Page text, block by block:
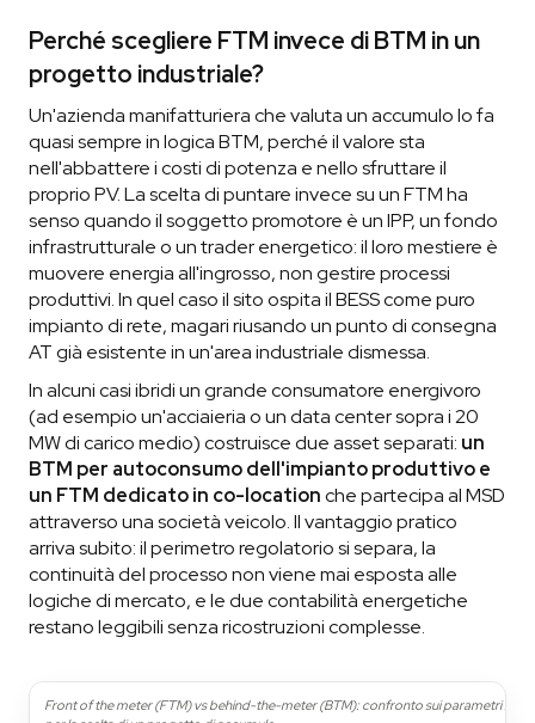
Perché scegliere FTM invece di BTM in un
progetto industriale?
Un'azienda manifatturiera che valuta un accumulo lo fa
quasi sempre in logica BTM, perché il valore sta
nell'abbattere i costi di potenza e nello sfruttare il
proprio PV. La scelta di puntare invece su un FTM ha
senso quando il soggetto promotore è un IPP, un fondo
infrastrutturale o un trader energetico: il loro mestiere è
muovere energia all'ingrosso, non gestire processi
produttivi. In quel caso il sito ospita il BESS come puro
impianto di rete, magari riusando un punto di consegna
AT già esistente in un'area industriale dismessa.
In alcuni casi ibridi un grande consumatore energivoro
(ad esempio un'acciaieria o un data center sopra i 20
MW di carico medio) costruisce due asset separati: un
BTM per autoconsumo dell'impianto produttivo e
un FTM dedicato in co-locationche partecipa al MSD
attraverso una società veicolo. Il vantaggio pratico
arriva subito: il perimetro regolatorio si separa, la
continuità del processo non viene mai esposta alle
logiche di mercato, e le due contabilità energetiche
restano leggibili senza ricostruzioni complesse.
Front of the meter (FTM) vs behind-the-meter (BTM): confronto sui parametri